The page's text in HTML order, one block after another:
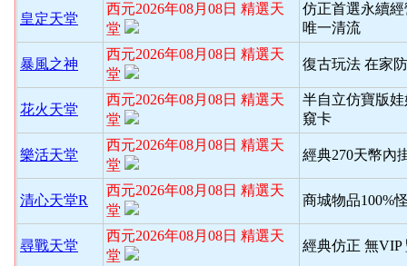
皇定天堂
西元2026年08月08日 精選天
堂
仿正首選永續
唯一清流
暴風之神
西元2026年08月08日 精選天
堂
復古玩法 在家
花火天堂
西元2026年08月08日 精選天
堂
半自立仿寶版
窺卡
樂活天堂
西元2026年08月08日 精選天
堂
經典270天幣內
清心天堂R
西元2026年08月08日 精選天
堂
商城物品100%
尋戰天堂
西元2026年08月08日 精選天
堂
經典仿正 無VIP